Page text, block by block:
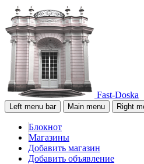
Fast-Doska
Left menu bar Main menu Right
Блокнот
Магазины
Добавить магазин
Добавить объявление